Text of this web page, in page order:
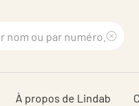
le
À propos de Lindab